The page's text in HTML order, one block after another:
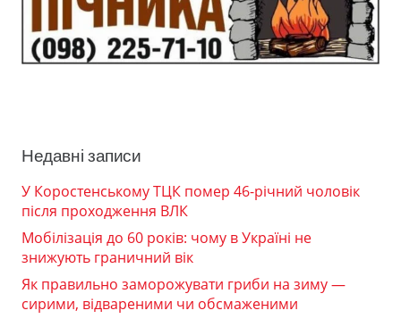
Недавні записи
У Коростенському ТЦК помер 46-річний чоловік
після проходження ВЛК
Мобілізація до 60 років: чому в Україні не
знижують граничний вік
Як правильно заморожувати гриби на зиму —
сирими, відвареними чи обсмаженими